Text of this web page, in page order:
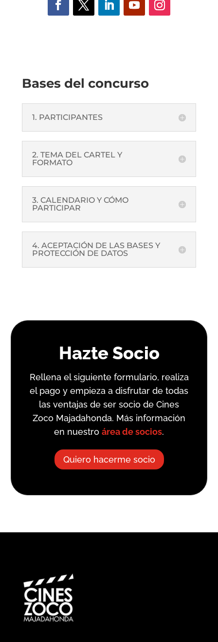
Bases del concurso
1. PARTICIPANTES
2. TEMA DEL CARTEL Y
FORMATO
3. CALENDARIO Y CÓMO
PARTICIPAR
4. ACEPTACIÓN DE LAS BASES Y
PROTECCIÓN DE DATOS
Hazte Socio
Rellena el siguiente formulario, realiza
el pago y empieza a disfrutar de todas
las ventajas de ser socio de Cines
Zoco Majadahonda. Más información
en nuestro área de socios.
Quiero hacerme socio